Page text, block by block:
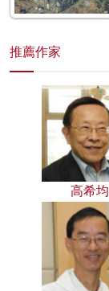
推薦作家
高希均